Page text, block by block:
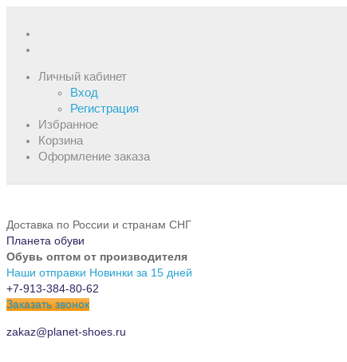
Личный кабинет
Вход
Регистрация
Избранное
Корзина
Оформление заказа
Доставка по России и странам СНГ
Планета обуви
Обувь оптом от производителя
Наши отправки Новинки за 15 дней
+7-913-384-80-62
Заказать звонок
zakaz@planet-shoes.ru